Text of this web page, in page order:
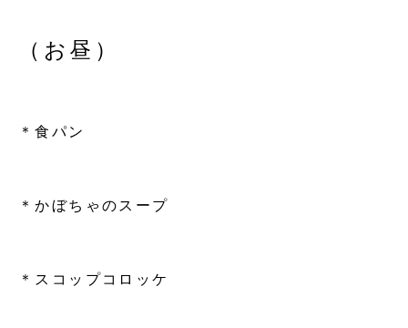
（お昼）
＊食パン
＊かぼちゃのスープ
＊スコップコロッケ